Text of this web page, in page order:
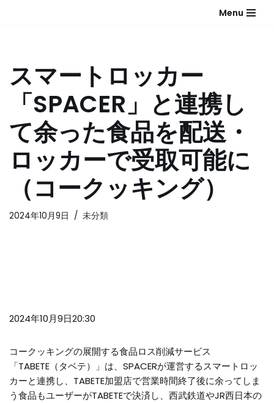
ン
ッ
プ
Menu
スマートロッカー
「SPACER」と連携し
て余った食品を配送・
ロッカーで受取可能に
（コークッキング）
2024年10月9日 未分類
2024年10月9日20:30
コークッキングの展開する食品ロス削減サービス
「TABETE（タベテ）」は、SPACERが運営するスマートロッ
カーと連携し、TABETE加盟店で営業時間終了後に余ってしま
う食品もユーザーがTABETEで決済し、西武鉄道やJR西日本の